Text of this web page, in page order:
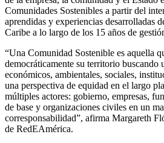
Comunidades Sostenibles a partir del
aprendidas y experiencias desarrolladas
Caribe a lo largo de los 15 años de
“Una Comunidad Sostenible es aquella
democráticamente su territorio buscando
económicos, ambientales, sociales,
una perspectiva de equidad en el largo
múltiples actores: gobierno, empresas,
de base y organizaciones civiles en un
corresponsabilidad”, afirma Margareth
de RedEAmérica.